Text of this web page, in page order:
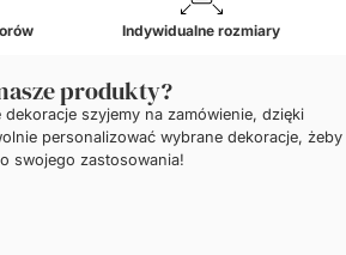
Indywidualne rozmiary
produkty?
szyjemy na zamówienie, dzięki
personalizować wybrane dekoracje, żeby
swojego zastosowania!